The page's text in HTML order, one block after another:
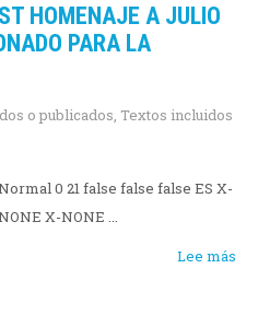
HOMENAJE A JULIO
PARA LA
o publicados Textos incluidos
0 21 false false false ES X-
X-NONE ...
Lee más